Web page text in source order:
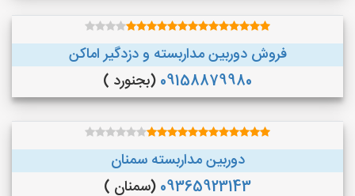
فروش دوربین مداربسته و دزدگیر اماکن
09158879980 (بجنورد )
دوربین مداربسته سمنان
09365923143 (سمنان )